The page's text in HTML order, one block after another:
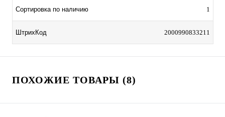
Сортировка по наличию 1
ШтрихКод 2000990833211
ПОХОЖИЕ ТОВАРЫ (8)